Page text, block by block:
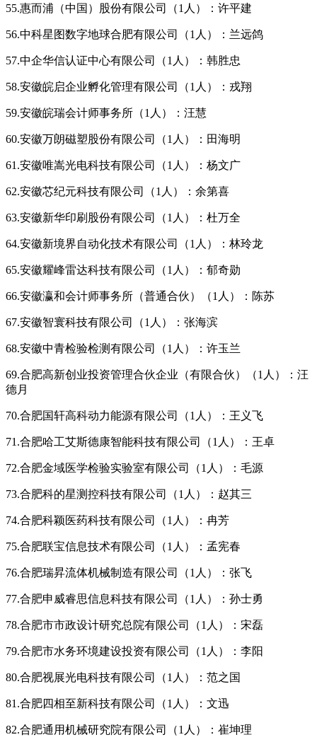
55.惠而浦（中国）股份有限公司（1人）：许平建
56.中科星图数字地球合肥有限公司（1人）：兰远鸽
57.中企华信认证中心有限公司（1人）：韩胜忠
58.安徽皖启企业孵化管理有限公司（1人）：戎翔
59.安徽皖瑞会计师事务所（1人）：汪慧
60.安徽万朗磁塑股份有限公司（1人）：田海明
61.安徽唯嵩光电科技有限公司（1人）：杨文广
62.安徽芯纪元科技有限公司（1人）：余第喜
63.安徽新华印刷股份有限公司（1人）：杜万全
64.安徽新境界自动化技术有限公司（1人）：林玲龙
65.安徽耀峰雷达科技有限公司（1人）：郁奇勋
66.安徽瀛和会计师事务所（普通合伙）（1人）：陈苏
67.安徽智寰科技有限公司（1人）：张海滨
68.安徽中青检验检测有限公司（1人）：许玉兰
69.合肥高新创业投资管理合伙企业（有限合伙）（1人）：汪
德月
70.合肥国轩高科动力能源有限公司（1人）：王义飞
71.合肥哈工艾斯德康智能科技有限公司（1人）：王卓
72.合肥金域医学检验实验室有限公司（1人）：毛源
73.合肥科的星测控科技有限公司（1人）：赵其三
74.合肥科颖医药科技有限公司（1人）：冉芳
75.合肥联宝信息技术有限公司（1人）：孟宪春
76.合肥瑞昇流体机械制造有限公司（1人）：张飞
77.合肥申威睿思信息科技有限公司（1人）：孙士勇
78.合肥市市政设计研究总院有限公司（1人）：宋磊
79.合肥市水务环境建设投资有限公司（1人）：李阳
80.合肥视展光电科技有限公司（1人）：范之国
81.合肥四相至新科技有限公司（1人）：文迅
82.合肥通用机械研究院有限公司（1人）：崔坤理